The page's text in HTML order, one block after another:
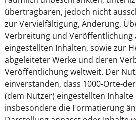
übertragbaren, jedoch nicht
zur Vervielfältigung, Änderung,
Verbreitung und Veröffentlichung
eingestellten Inhalten, sowie zur
abgeleiteter Werke und deren
Veröffentlichung weltweit. Der
einverstanden, dass 1000-Orte-
(dem Nutzer) eingestellten
insbesondere die Formatierung